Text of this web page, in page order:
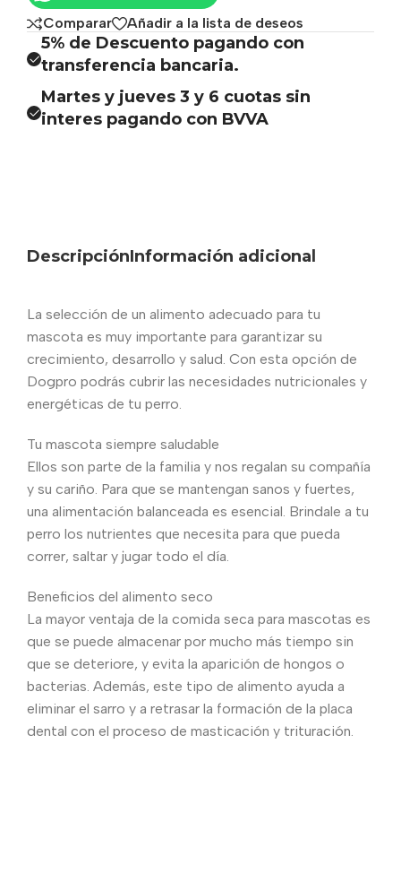
Comparar Añadir a la lista de deseos
5% de Descuento pagando con
transferencia bancaria.
Martes y jueves 3 y 6 cuotas sin
interes pagando con BVVA
DescripciónInformación adicional
La selección de un alimento adecuado para tu
mascota es muy importante para garantizar su
crecimiento, desarrollo y salud. Con esta opción de
Dogpro podrás cubrir las necesidades nutricionales y
energéticas de tu perro.
Tu mascota siempre saludable
Ellos son parte de la familia y nos regalan su compañía
y su cariño. Para que se mantengan sanos y fuertes,
una alimentación balanceada es esencial. Brindale a tu
perro los nutrientes que necesita para que pueda
correr, saltar y jugar todo el día.
Beneficios del alimento seco
La mayor ventaja de la comida seca para mascotas es
que se puede almacenar por mucho más tiempo sin
que se deteriore, y evita la aparición de hongos o
bacterias. Además, este tipo de alimento ayuda a
eliminar el sarro y a retrasar la formación de la placa
dental con el proceso de masticación y trituración.